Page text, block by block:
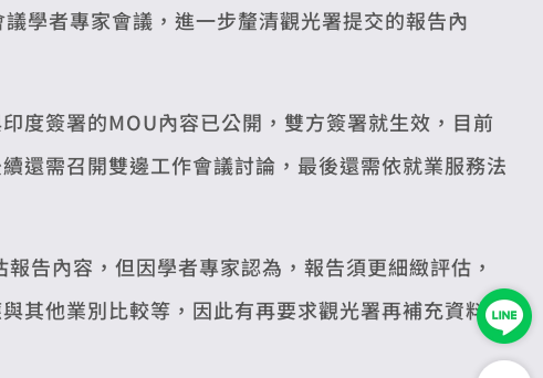
學者專家會議，進一步釐清觀光署提交的報告內
度簽署的MOU內容已公開，雙方簽署就生效，目前
還需召開雙邊工作會議討論，最後還需依就業服務法
告內容，但因學者專家認為，報告須更細緻評估，
其他業別比較等，因此有再要求觀光署再補充資料，